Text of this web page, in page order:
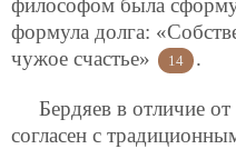
философом была
формула долга:
чужое счастье»
14 .
Бердяев в отличие
согласен с